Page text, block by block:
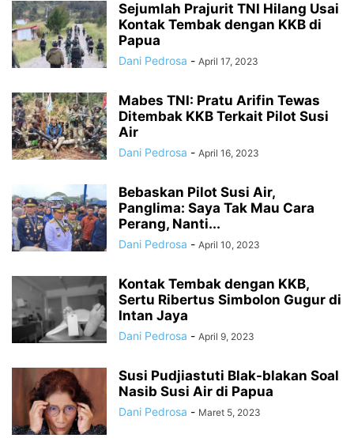
Sejumlah Prajurit TNI Hilang Usai
Kontak Tembak dengan KKB di
Papua
Dani Pedrosa - April 17, 2023
Mabes TNI: Pratu Arifin Tewas
Ditembak KKB Terkait Pilot Susi
Air
Dani Pedrosa - April 16, 2023
Bebaskan Pilot Susi Air,
Panglima: Saya Tak Mau Cara
Perang, Nanti...
Dani Pedrosa - April 10, 2023
Kontak Tembak dengan KKB,
Sertu Ribertus Simbolon Gugur di
Intan Jaya
Dani Pedrosa - April 9, 2023
Susi Pudjiastuti Blak-blakan Soal
Nasib Susi Air di Papua
Dani Pedrosa - Maret 5, 2023